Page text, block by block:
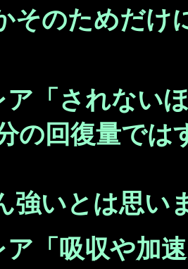
そのためだけ
ア「されない
の回復量では
強いとは思い
ア「吸収や加